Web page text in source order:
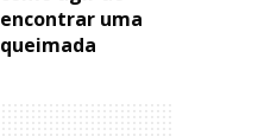
encontrar uma
queimada